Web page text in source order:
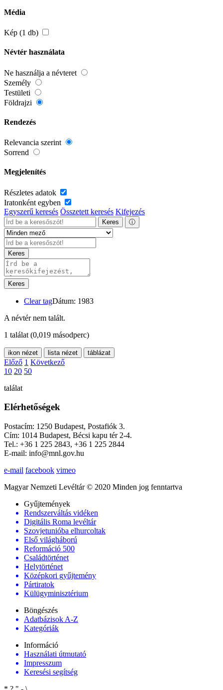
Média
Kép (1 db)
Névtér használata
Ne használja a névteret
Személy
Testületi
Földrajzi
Rendezés
Relevancia szerint
Sorrend
Megjelenítés
Részletes adatok
Iratonként egyben
Egyszerű keresés Összetett keresés Kifejezés
Keres ⓘ
Keres
Keres
Clear tagDátum: 1983
A névtér nem talált.
1 találat (0,019 másodperc)
ikon nézet lista nézet táblázat
Előző 1 Következő
10 20 50
találat
Elérhetőségek
Postacím: 1250 Budapest, Postafiók 3.
Cím: 1014 Budapest, Bécsi kapu tér 2-4.
Tel.: +36 1 225 2843, +36 1 225 2844
E-mail: info@mnl.gov.hu
e-mail facebook vimeo
Magyar Nemzeti Levéltár © 2020 Minden jog fenntartva
Gyűjtemények
Rendszerváltás vidéken
Digitális Roma levéltár
Szovjetunióba elhurcoltak
Első világháború
Reformáció 500
Családtörténet
Helytörténet
Középkori gyűjtemény
Pártiratok
Külügyminisztérium
Böngészés
Adatbázisok A-Z
Kategóriák
Információ
Használati útmutató
Impresszum
Keresési segítség